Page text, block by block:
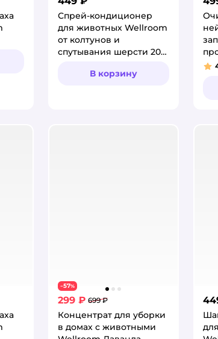
Спрей-кондиционер
для животных Wellroom
от колтунов и
спутывания шерсти 200
В корзину
−57%
299 ₽ 699 ₽
Концентрат для уборки
в домах с животными